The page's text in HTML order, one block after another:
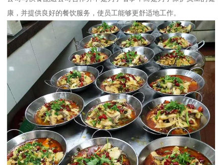
康，并提供良好的餐饮服务，使员工能够更舒适地工作。